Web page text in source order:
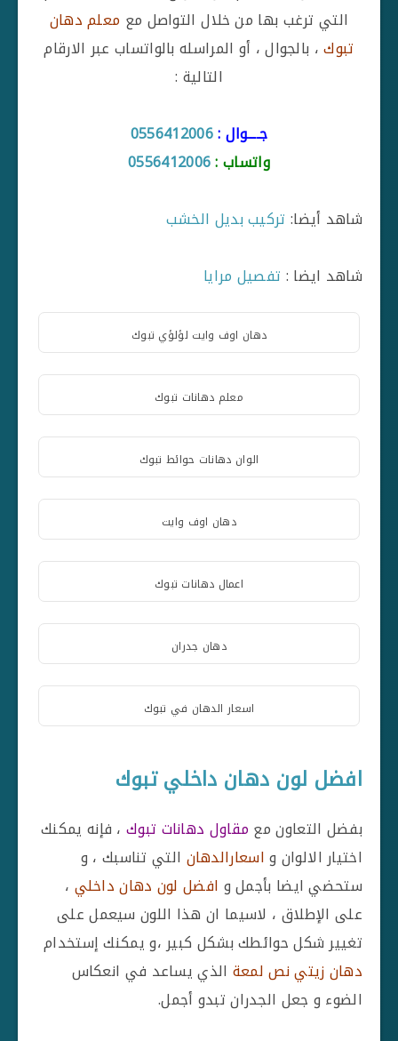
التي ترغب بها من خلال التواصل مع معلم دهان
تبوك، بالجوال ، أو المراسله بالواتساب عبر الارقام
التالية :
جــــوال :0556412006
واتساب :0556412006
شاهد أيضا: تركيب بديل الخشب
شاهد ايضا : تفصيل مرايا
دهان اوف وايت لؤلؤي تبوك
معلم دهانات تبوك
الوان دهانات حوائط تبوك
دهان اوف وايت
اعمال دهانات تبوك
دهان جدران
اسعار الدهان في تبوك
افضل لون دهان داخلي تبوك
بفضل التعاون مع مقاول دهانات تبوك، فإنه يمكنك
اختيار الالوان واسعارالدهان التي تناسبك ، و
ستحضي ايضا بأجمل و افضل لون دهان داخلي ،
على الإطلاق ، لاسيما ان هذا اللون سيعمل على
تغيير شكل حوائطك بشكل كبير ،و يمكنك إستخدام
دهان زيتي نص لمعة الذي يساعد في انعكاس
الضوء و جعل الجدران تبدو أجمل.